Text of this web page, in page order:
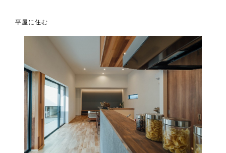
平屋に住む